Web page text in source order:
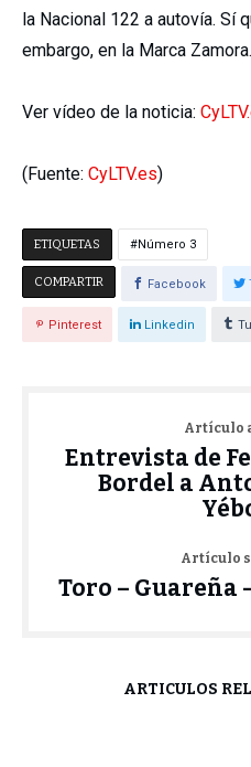
la Nacional 122 a autovía. Sí
embargo, en la Marca Zamora.
Ver vídeo de la noticia:
(Fuente: CyLTV.es)
ETIQUETAS Número 3
COMPARTIR Facebook
Pinterest Linkedin
Artículo
Entrevista de
Bordel a
Artículo
Toro – Guareña
ARTÍCULOS